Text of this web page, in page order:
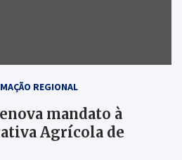
REGIONAL
mandato à
Agrícola de